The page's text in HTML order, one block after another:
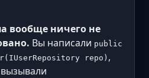
вообще ничего не
Вы написали public
repo) ,